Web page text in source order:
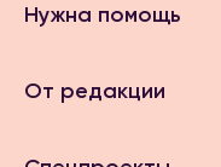
Нужна помощь
От редакции